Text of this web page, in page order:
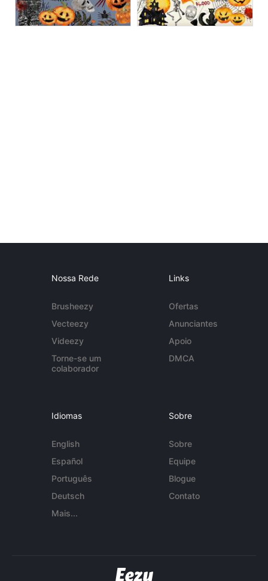
Nossa Rede
Brusheezy
Vecteezy
Videezy
Torne-se um
colaborador
Links
Ofertas
Anunciantes
Apoio
DMCA
Idiomas
English
Español
Português
Deutsch
Mais...
Sobre
Sobre
Equipe
Blogue
Contato